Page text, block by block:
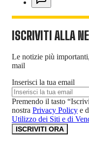
ISCRIVITI ALLA
Le notizie più
mail
Inserisci la tua email
Premendo il tasto
nostra Privacy Policy e
Utilizzo dei Siti e di
ISCRIVITI ORA